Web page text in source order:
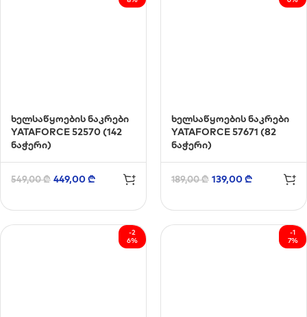
ხელსაწყოების ნაკრები
YATAFORCE 52570 (142
ნაჭერი)
549,00₾ 449,00₾
ხელსაწყოების ნაკრები
YATAFORCE 57671 (82
ნაჭერი)
189,00₾ 139,00₾
-2
6%
-1
7%